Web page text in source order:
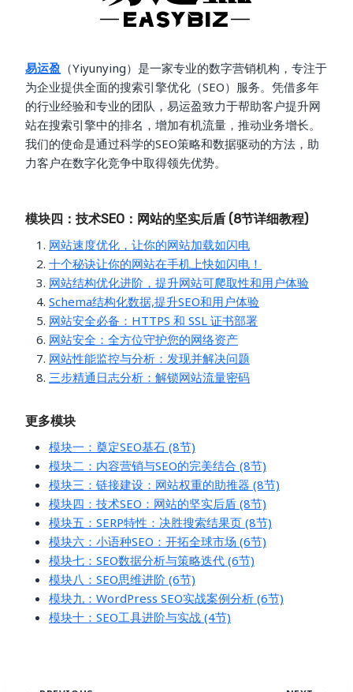
易运盈 （Yiyunying）是一家专业的数字营销机构，专注于
为企业提供全面的搜索引擎优化（SEO）服务。凭借多年
的行业经验和专业的团队，易运盈致力于帮助客户提升网
站在搜索引擎中的排名，增加有机流量，推动业务增长。
我们的使命是通过科学的SEO策略和数据驱动的方法，助
力客户在数字化竞争中取得领先优势。
模块四：技术SEO：网站的坚实后盾 (8节详细教程)
网站速度优化，让你的网站加载如闪电
十个秘诀让你的网站在手机上快如闪电！
网站结构优化进阶，提升网站可爬取性和用户体验
Schema结构化数据,提升SEO和用户体验
网站安全必备：HTTPS 和 SSL 证书部署
网站安全：全方位守护您的网络资产
网站性能监控与分析：发现并解决问题
三步精通日志分析：解锁网站流量密码
更多模块
模块一：奠定SEO基石 (8节)
模块二：内容营销与SEO的完美结合 (8节)
模块三：链接建设：网站权重的助推器 (8节)
模块四：技术SEO：网站的坚实后盾 (8节)
模块五：SERP特性：决胜搜索结果页 (8节)
模块六：小语种SEO：开拓全球市场 (6节)
模块七：SEO数据分析与策略迭代 (6节)
模块八：SEO思维进阶 (6节)
模块九：WordPress SEO实战案例分析 (6节)
模块十：SEO工具进阶与实战 (4节)